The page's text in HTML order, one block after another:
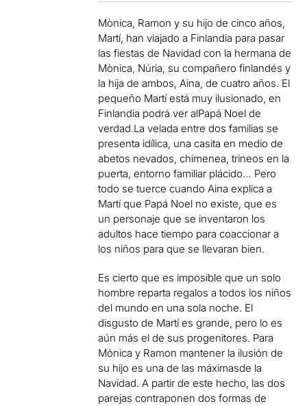
Mònica, Ramon y su hijo de cinco años,
Martí, han viajado a Finlandia para pasar
las fiestas de Navidad con la hermana de
Mònica, Núria, su compañero finlandés y
la hija de ambos, Aina, de cuatro años. El
pequeño Martí está muy ilusionado, en
Finlandia podrá ver alPapá Noel de
verdad.La velada entre dos familias se
presenta idílica, una casita en medio de
abetos nevados, chimenea, trineos en la
puerta, entorno familiar plácido… Pero
todo se tuerce cuando Aina explica a
Martí que Papá Noel no existe, que es
un personaje que se inventaron los
adultos hace tiempo para coaccionar a
los niños para que se llevaran bien.
Es cierto que es imposible que un solo
hombre reparta regalos a todos los niños
del mundo en una sola noche. El
disgusto de Martí es grande, pero lo es
aún más el de sus progenitores. Para
Mònica y Ramon mantener la ilusión de
su hijo es una de las máximasde la
Navidad. A partir de este hecho, las dos
parejas contraponen dos formas de